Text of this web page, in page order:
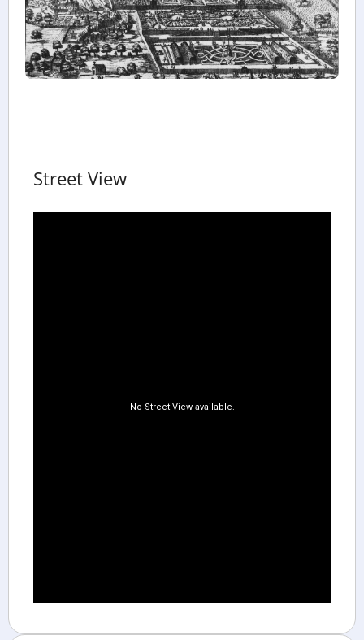
Street View